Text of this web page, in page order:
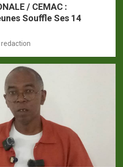
/ CEMAC :
Souffle Ses 14
redaction